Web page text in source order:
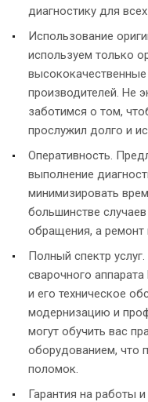
диагностику для
Использование
используем только
производителей. Не
заботимся о том,
прослужил долго и
Оперативность.
выполнение
минимизировать
большинстве
обращения, а ремонт
Полный спектр
сварочного
и его техническое
модернизацию и
могут обучить вас
оборудованием, что
поломок.
Гарантия на работы